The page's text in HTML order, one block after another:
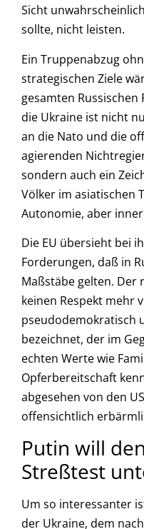
Sicht
sollte, nicht leisten.
Ein Truppenabzug
strategischen Ziele
gesamten
die Ukraine ist nicht
an die Nato und die
agierenden
sondern auch ein
Völker im asiatischen
Autonomie, aber
Die EU übersieht bei
Forderungen, daß in
Maßstäbe gelten. Der
keinen Respekt mehr
pseudodemokratisch
bezeichnet, der im
echten Werte wie
Opferbereitschaft
abgesehen von den
offensichtlich
Putin will
Streßtest
Um so interessanter
der Ukraine, dem